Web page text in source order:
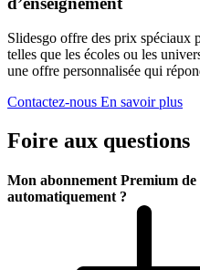
Slidesgo offre des prix spéciaux
telles que les écoles ou les
une offre personnalisée qui
Contactez-nous En savoir plus
Foire aux questions
Mon abonnement Premium de
automatiquement ?